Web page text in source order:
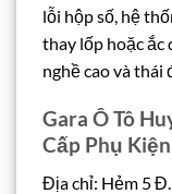
lỗi hộp số, hệ
thay lốp hoặc
nghề cao và thái
Gara Ô Tô
Cấp Phụ
Địa chỉ: Hẻm 5